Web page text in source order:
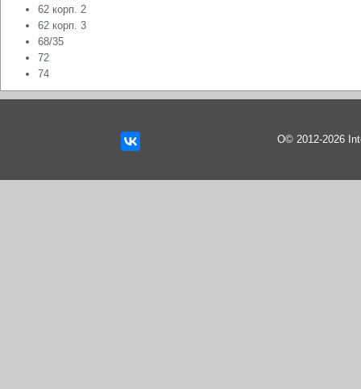
62 корп. 2
62 корп. 3
68/35
72
74
О© 2012-2026